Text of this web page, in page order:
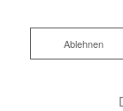
Ablehnen
Ablehnen